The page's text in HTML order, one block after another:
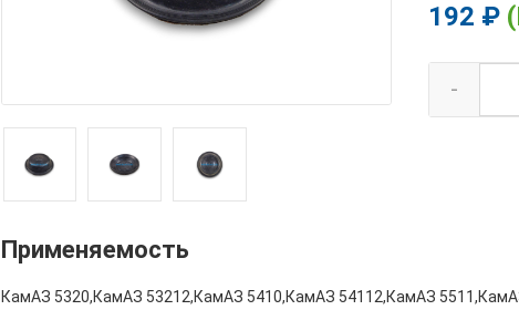
192 ₽
-
Применяемость
КамАЗ 5320,КамАЗ 53212,КамАЗ 5410,КамАЗ 54112,КамАЗ